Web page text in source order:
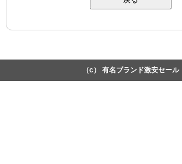
（c） 有名ブランド激安セール